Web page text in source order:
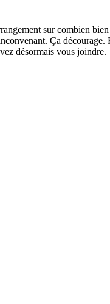
sur combien
Ça
désormais vous joindre.